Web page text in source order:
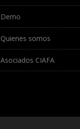
Demo
Quienes somos
Asociados CIAFA